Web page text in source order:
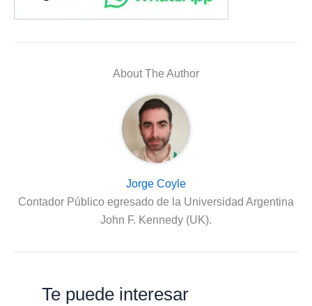
About The Author
Jorge Coyle
Contador Público egresado de la Universidad Argentina
John F. Kennedy (UK).
Te puede interesar